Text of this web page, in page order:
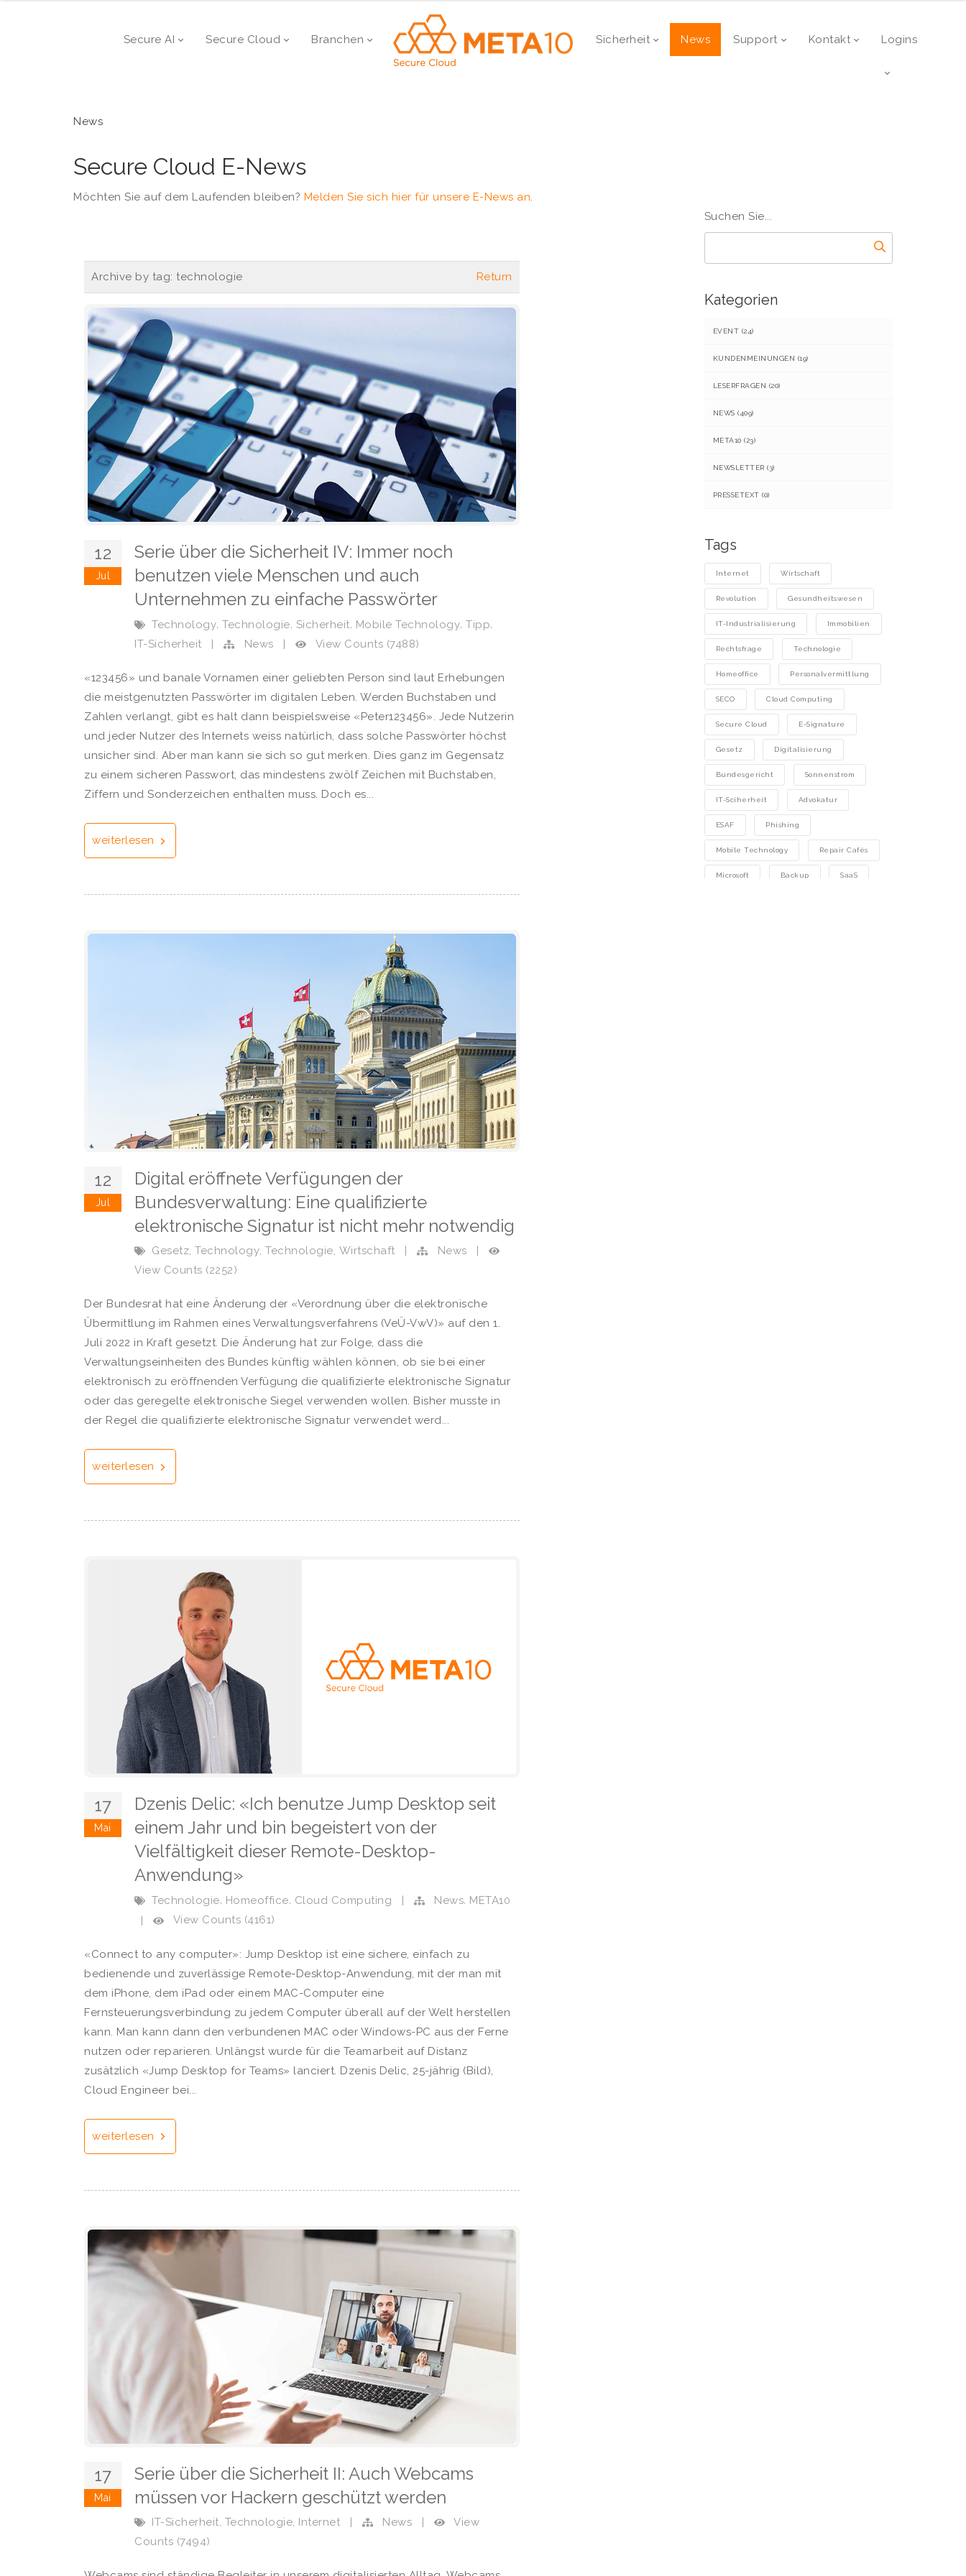
Secure AI Secure Cloud Branchen Sicherheit News Support Kontakt Logins
News
Secure Cloud E-News
Möchten Sie auf dem Laufenden bleiben? Melden Sie sich hier für unsere E-News an.
Archive by tag: technologie Return
12
Jul
Serie über die Sicherheit IV: Immer noch
benutzen viele Menschen und auch
Unternehmen zu einfache Passwörter
Technology, Technologie, Sicherheit, Mobile Technology, Tipp,
IT-Sicherheit
News View Counts (7488)
«123456» und banale Vornamen einer geliebten Person sind laut Erhebungen
die meistgenutzten Passwörter im digitalen Leben. Werden Buchstaben und
Zahlen verlangt, gibt es halt dann beispielsweise «Peter123456». Jede Nutzerin
und jeder Nutzer des Internets weiss natürlich, dass solche Passwörter höchst
unsicher sind. Aber man kann sie sich so gut merken. Dies ganz im Gegensatz
zu einem sicheren Passwort, das mindestens zwölf Zeichen mit Buchstaben,
Ziffern und Sonderzeichen enthalten muss. Doch es...
weiterlesen
12
Jul
Digital eröffnete Verfügungen der
Bundesverwaltung: Eine qualifizierte
elektronische Signatur ist nicht mehr notwendig
Gesetz Technology Technologie Wirtschaft | News
|
View Counts (2252)
Der Bundesrat hat eine Änderung der «Verordnung über die elektronische
Übermittlung im Rahmen eines Verwaltungsverfahrens (VeÜ-VwV)» auf den 1.
Juli 2022 in Kraft gesetzt. Die Änderung hat zur Folge, dass die
Verwaltungseinheiten des Bundes künftig wählen können, ob sie bei einer
elektronisch zu eröffnenden Verfügung die qualifizierte elektronische Signatur
oder das geregelte elektronische Siegel verwenden wollen. Bisher musste in
der Regel die qualifizierte elektronische Signatur verwendet werd...
weiterlesen
17
Mai
Dzenis Delic: «Ich benutze Jump Desktop seit
einem Jahr und bin begeistert von der
Vielfältigkeit dieser Remote-Desktop-
Anwendung»
Technologie, Homeoffice, Cloud Computing | News, META10
|
View Counts (4161)
«Connect to any computer»: Jump Desktop ist eine sichere, einfach zu
bedienende und zuverlässige Remote-Desktop-Anwendung, mit der man mit
dem iPhone, dem iPad oder einem MAC-Computer eine
Fernsteuerungsverbindung zu jedem Computer überall auf der Welt herstellen
kann. Man kann dann den verbundenen MAC oder Windows-PC aus der Ferne
nutzen oder reparieren. Unlängst wurde für die Teamarbeit auf Distanz
zusätzlich «Jump Desktop for Teams» lanciert. Dzenis Delic, 25-jährig (Bild),
Cloud Engineer bei...
weiterlesen
17
Mai
Serie über die Sicherheit II: Auch Webcams
müssen vor Hackern geschützt werden
IT-Sicherheit, Technologie, Internet | News |
View
Counts (7494)
Suchen Sie...
Kategorien
EVENT (24)
KUNDENMEINUNGEN (19)
LESERFRAGEN (20)
NEWS (409)
META10 (23)
NEWSLETTER (3)
PRESSETEXT (0)
Tags
Internet Wirtschaft
Revolution Gesundheitswesen
IT-Industrialisierung Immobilien
Rechtsfrage Technologie
Homeoffice Personalvermittlung
SECO Cloud Computing
Secure Cloud E-Signature
Gesetz Digitalisierung
Bundesgericht Sonnenstrom
IT-Sciherheit Advokatur
ESAF Phishing
Mobile Technology Repair Cafés
Microsoft Backup SaaS